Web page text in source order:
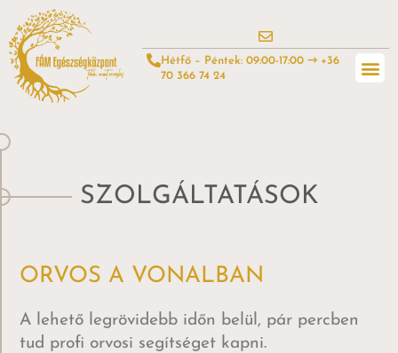
Hétfő – Péntek: 09:00-17:00 ⇾ +36
70 366 74 24
SZOLGÁLTATÁSOK
ORVOS A VONALBAN
A lehető legrövidebb időn belül, pár percben
tud profi orvosi segítséget kapni.